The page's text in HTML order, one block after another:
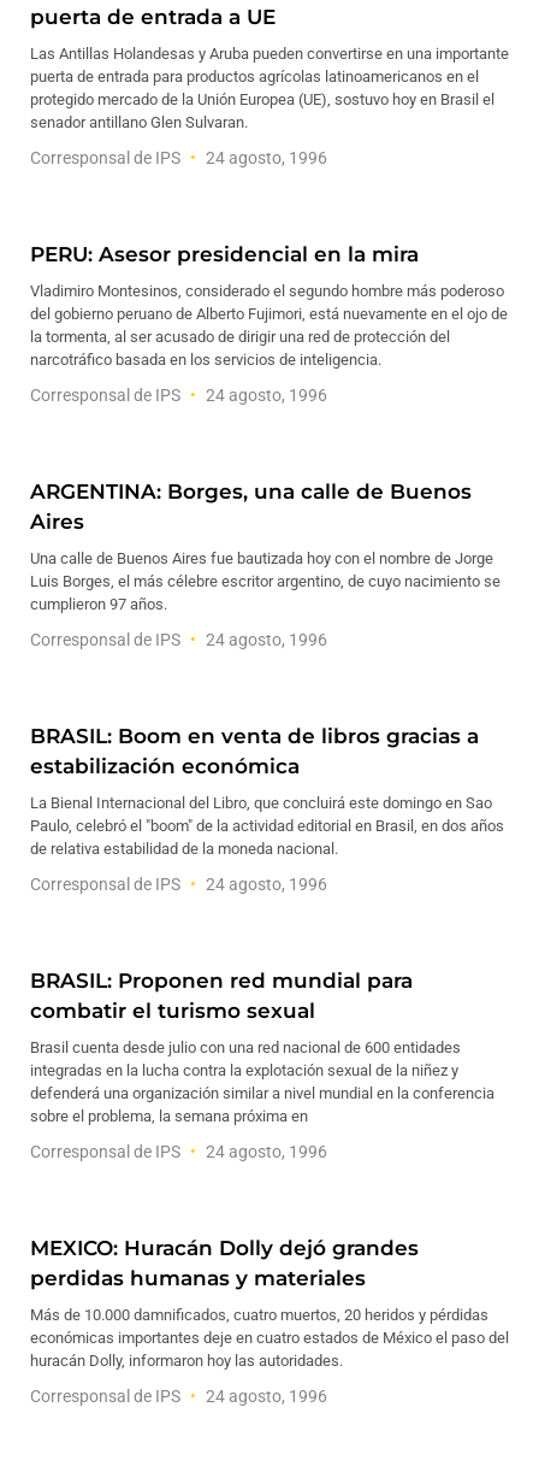
puerta de entrada a UE
Las Antillas Holandesas y Aruba pueden convertirse en una importante
puerta de entrada para productos agrícolas latinoamericanos en el
protegido mercado de la Unión Europea (UE), sostuvo hoy en Brasil el
senador antillano Glen Sulvaran.
Corresponsal de IPS 24 agosto, 1996
PERU: Asesor presidencial en la mira
Vladimiro Montesinos, considerado el segundo hombre más poderoso
del gobierno peruano de Alberto Fujimori, está nuevamente en el ojo de
la tormenta, al ser acusado de dirigir una red de protección del
narcotráfico basada en los servicios de inteligencia.
Corresponsal de IPS 24 agosto, 1996
ARGENTINA: Borges, una calle de Buenos
Aires
Una calle de Buenos Aires fue bautizada hoy con el nombre de Jorge
Luis Borges, el más célebre escritor argentino, de cuyo nacimiento se
cumplieron 97 años.
Corresponsal de IPS 24 agosto, 1996
BRASIL: Boom en venta de libros gracias a
estabilización económica
La Bienal Internacional del Libro, que concluirá este domingo en Sao
Paulo, celebró el "boom" de la actividad editorial en Brasil, en dos años
de relativa estabilidad de la moneda nacional.
Corresponsal de IPS 24 agosto, 1996
BRASIL: Proponen red mundial para
combatir el turismo sexual
Brasil cuenta desde julio con una red nacional de 600 entidades
integradas en la lucha contra la explotación sexual de la niñez y
defenderá una organización similar a nivel mundial en la conferencia
sobre el problema, la semana próxima en
Corresponsal de IPS 24 agosto, 1996
MEXICO: Huracán Dolly dejó grandes
perdidas humanas y materiales
Más de 10.000 damnificados, cuatro muertos, 20 heridos y pérdidas
económicas importantes deje en cuatro estados de México el paso del
huracán Dolly, informaron hoy las autoridades.
Corresponsal de IPS 24 agosto, 1996